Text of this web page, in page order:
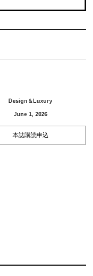
Design＆Luxury
June 1, 2026
本誌購読申込